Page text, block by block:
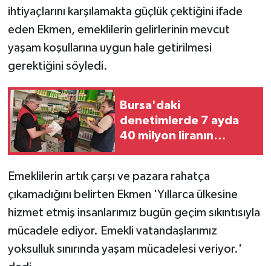
ihtiyaçlarını karşılamakta güçlük çektiğini ifade
eden Ekmen, emeklilerin gelirlerinin mevcut
yaşam koşullarına uygun hale getirilmesi
gerektiğini söyledi.
Bursa'daki
denetimlerde 7 ayda
40 milyon liranın
Emeklilerin artık çarşı ve pazara rahatça
çıkamadığını belirten Ekmen 'Yıllarca ülkesine
hizmet etmiş insanlarımız bugün geçim sıkıntısıyla
mücadele ediyor. Emekli vatandaşlarımız
yoksulluk sınırında yaşam mücadelesi veriyor.'